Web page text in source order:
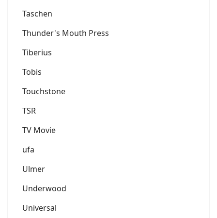
Taschen
Thunder's Mouth Press
Tiberius
Tobis
Touchstone
TSR
TV Movie
ufa
Ulmer
Underwood
Universal